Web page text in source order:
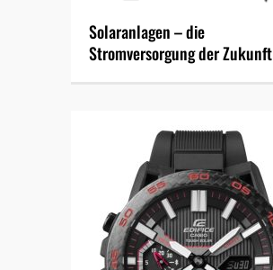
Solaranlagen – die
Stromversorgung der Zukunft